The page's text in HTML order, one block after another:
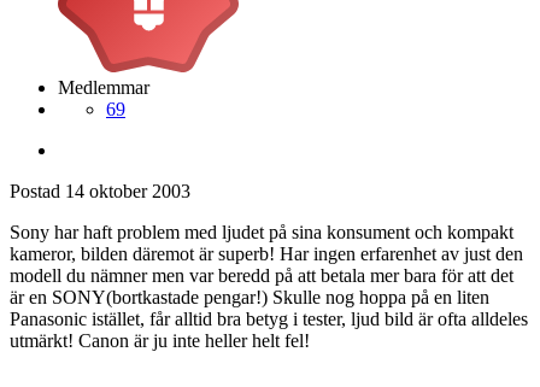
Medlemmar
69
Postad 14 oktober 2003
Sony har haft problem med ljudet på sina konsument och kompakt
kameror, bilden däremot är superb! Har ingen erfarenhet av just den
modell du nämner men var beredd på att betala mer bara för att det
är en SONY(bortkastade pengar!) Skulle nog hoppa på en liten
Panasonic istället, får alltid bra betyg i tester, ljud bild är ofta alldeles
utmärkt! Canon är ju inte heller helt fel!